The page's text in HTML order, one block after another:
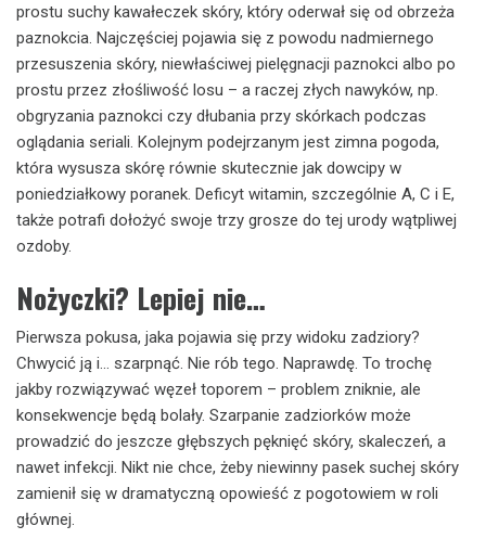
prostu suchy kawałeczek skóry, który oderwał się od obrzeża
paznokcia. Najczęściej pojawia się z powodu nadmiernego
przesuszenia skóry, niewłaściwej pielęgnacji paznokci albo po
prostu przez złośliwość losu – a raczej złych nawyków, np.
obgryzania paznokci czy dłubania przy skórkach podczas
oglądania seriali. Kolejnym podejrzanym jest zimna pogoda,
która wysusza skórę równie skutecznie jak dowcipy w
poniedziałkowy poranek. Deficyt witamin, szczególnie A, C i E,
także potrafi dołożyć swoje trzy grosze do tej urody wątpliwej
ozdoby.
Nożyczki? Lepiej nie…
Pierwsza pokusa, jaka pojawia się przy widoku zadziory?
Chwycić ją i… szarpnąć. Nie rób tego. Naprawdę. To trochę
jakby rozwiązywać węzeł toporem – problem zniknie, ale
konsekwencje będą bolały. Szarpanie zadziorków może
prowadzić do jeszcze głębszych pęknięć skóry, skaleczeń, a
nawet infekcji. Nikt nie chce, żeby niewinny pasek suchej skóry
zamienił się w dramatyczną opowieść z pogotowiem w roli
głównej.